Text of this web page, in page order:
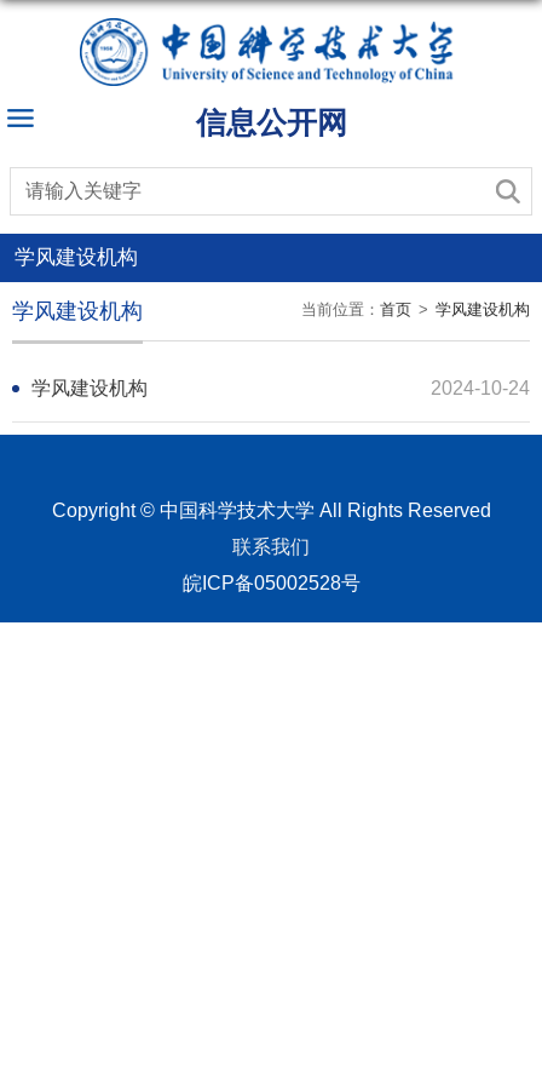
信息公开网
学风建设机构
当前位置： 首页 > 学风建设机构
学风建设机构
学风建设机构 2024-10-24
Copyright © 中国科学技术大学 All Rights Reserved
联系我们
皖ICP备05002528号